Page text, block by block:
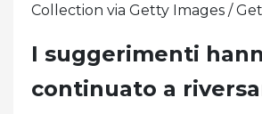
Collection via Getty Images /
I suggerimenti
continuato a